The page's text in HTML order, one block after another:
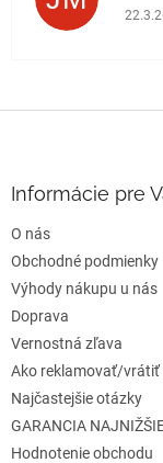
e
Informácie pre
O nás
Obchodné podmienky
Výhody nákupu u nás
Doprava
Vernostná zľava
Ako reklamovať/vrátiť
Najčastejšie otázky
GARANCIA
Hodnotenie obchodu